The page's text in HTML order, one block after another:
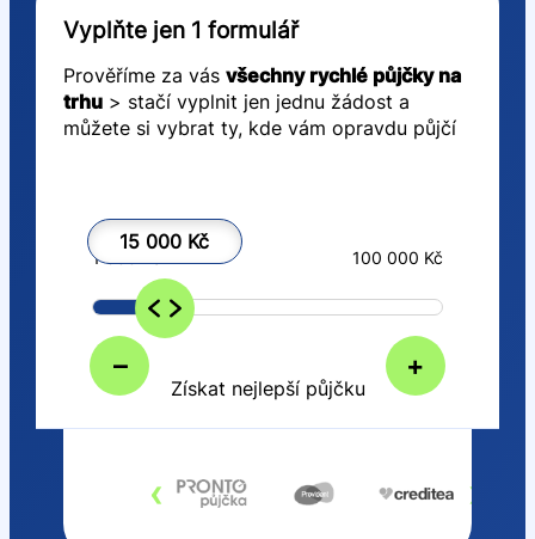
Vyplňte jen 1 formulář
Prověříme za vás všechny rychlé půjčky na
trhu> stačí vyplnit jen jednu žádost a
můžete si vybrat ty, kde vám opravdu půjčí
15 000 Kč
– +
1 000 Kč 100 000 Kč
Získat nejlepší půjčku
‹ ›